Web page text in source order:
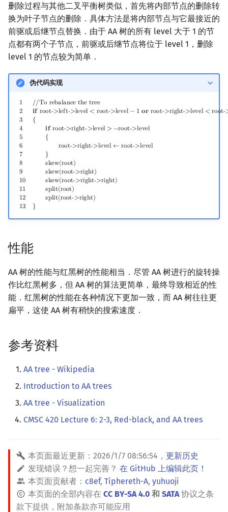
删除过程与其他二叉平衡树类似，首先将内部节点的删除转
换为叶子节点的删除．具体方法是将内部节点与它最接近的
前驱或后继节点替换．由于 AA 树的所有 level 大于 1 的节
点都有两个子节点，前驱或后继节点将位于 level 1，删除
level 1 的节点较为简单．
伪代码实现
1 //To rebalance the tree
2
𝐢𝐟 root->left->level < root->level− 1 𝐨𝐫 root->right->level < root-
3
{
4
𝐢𝐟 root->right->level > --root->level
5
{
6
root->right->level ← root->level
7
}
8
skew(root)
9
skew(root->right)
10 skew(root->right->right)
11 split(root)
12 split(root->right)
13 }
//To rebalance the tree 2if root->left->level
性能
AA 树的性能与红黑树的性能相当．尽管 AA 树进行的旋转操
作比红黑树多，但 AA 树的算法更简单，最终导致相近的性
能．红黑树的性能在各种情况下更加一致，而 AA 树往往更
扁平，这使 AA 树有稍快的搜索速度．
参考资料
AA tree - Wikipedia
Introduction to AA trees
AA tree - Visualization
CMSC 420 Lecture 6: 2-3, Red-black, and AA trees
本页面最近更新： 2026/1/7 08:56:54 ， 更新历史
发现错误？想一起完善？ 在 GitHub 上编辑此页！
本页面贡献者： c8ef, Tiphereth-A, yuhuoji
本页面的全部内容在 CC BY-SA 4.0 和 SATA协议之条
款下提供，附加条款亦可能应用